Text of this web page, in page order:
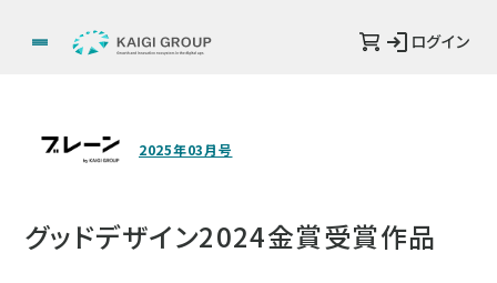
ログイン
2025年03月号
グッドデザイン2024金賞受賞作品